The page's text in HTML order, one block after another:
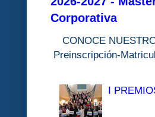
Corporativa
CONOCE
Preinscripción-
I